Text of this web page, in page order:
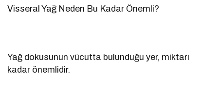
Visseral Yağ Neden Bu Kadar Önemli?
Yağ dokusunun vücutta bulunduğu yer, miktarı
kadar önemlidir.